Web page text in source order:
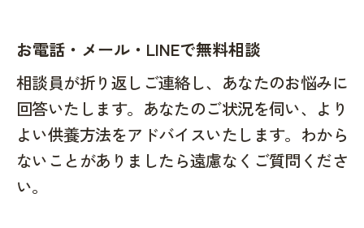
お電話・メール・LINEで無料相談
相談員が折り返しご連絡し、あなたのお悩みに
回答いたします。あなたのご状況を伺い、より
よい供養方法をアドバイスいたします。わから
ないことがありましたら遠慮なくご質問くださ
い。